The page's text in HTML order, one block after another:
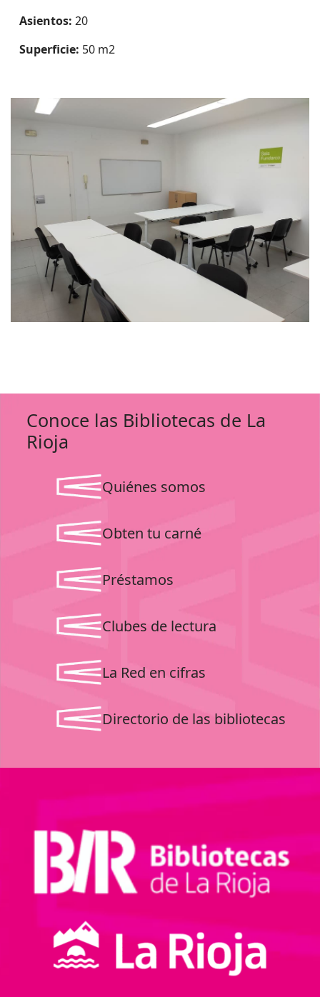
Asientos: 20
Superficie: 50 m2
Conoce las Bibliotecas de La
Rioja
Quiénes somos
Obten tu carné
Préstamos
Clubes de lectura
La Red en cifras
Directorio de las bibliotecas